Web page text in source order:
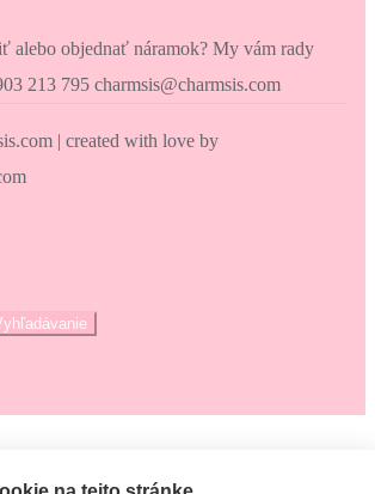
alebo objednať náramok? My vám rady
213 795 charmsis@charmsis.com
| created with love by
svoj nákup